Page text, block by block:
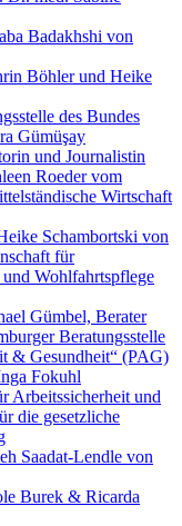
Badakhshi von
Böhler und Heike
des Bundes
Gümüşay
und Journalistin
Roeder vom
Wirtschaft
Schambortski von
für
Wohlfahrtspflege
Gümbel, Berater
Beratungsstelle
& Gesundheit“ (PAG)
Fokuhl
Arbeitssicherheit und
die gesetzliche
Saadat-Lendle von
Burek & Ricarda